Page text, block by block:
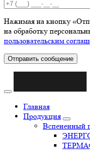
Нажимая на кнопку
на обработку
пользовательским
Отправить сообщение
Главная
Продукция
Вспененный